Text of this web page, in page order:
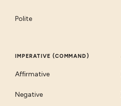
Polite
IMPERATIVE (COMMAND)
Affirmative
Negative